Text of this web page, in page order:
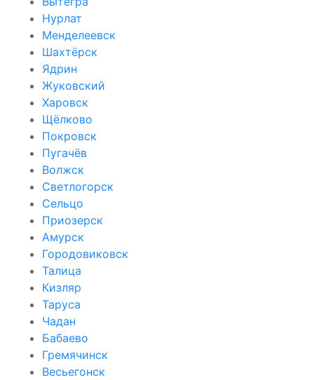
Нурлат
Менделеевск
Шахтёрск
Ядрин
Жуковский
Харовск
Щёлково
Покровск
Пугачёв
Волжск
Светлогорск
Сельцо
Приозерск
Амурск
Городовиковск
Талица
Кизляр
Таруса
Чадан
Бабаево
Гремячинск
Весьегонск